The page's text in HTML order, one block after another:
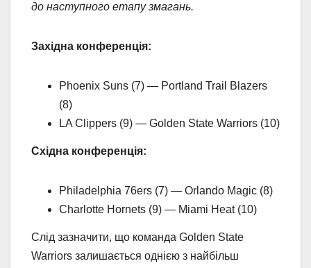
до наступного етапу змагань.
Західна конференція:
Phoenix Suns (7) — Portland Trail Blazers
(8)
LA Clippers (9) — Golden State Warriors (10)
Східна конференція:
Philadelphia 76ers (7) — Orlando Magic (8)
Charlotte Hornets (9) — Miami Heat (10)
Слід зазначити, що команда Golden State
Warriors залишається однією з найбільш